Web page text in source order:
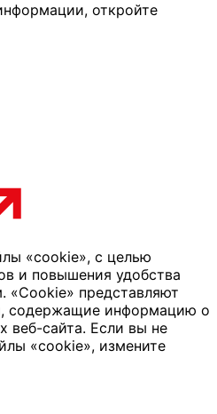
откройте
«cookie», с целью
и повышения удобства
«Cookie» представляют
содержащие информацию о
веб-сайта. Если вы не
«cookie», измените